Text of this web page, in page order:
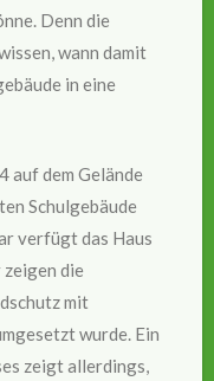
Denn die
wann damit
in eine
auf dem Gelände
Schulgebäude
verfügt das Haus
zeigen die
mit
wurde. Ein
zeigt allerdings,